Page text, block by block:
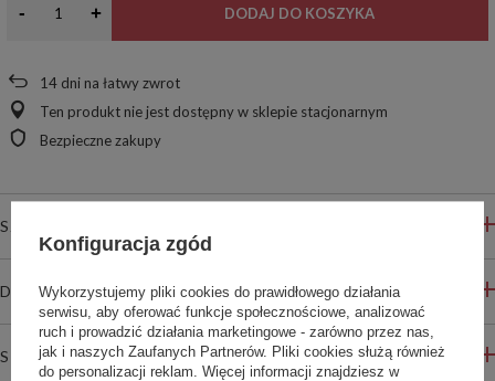
- + DODAJ DO KOSZYKA
14 dni na łatwy zwrot
Ten produkt nie jest dostępny w sklepie stacjonarnym
Bezpieczne zakupy
SZCZEGÓŁOWE INFORMACJE
DO POBRANIA
STREFA REKOMENDACJI
Konfiguracja zgód
Wykorzystujemy pliki cookies do prawidłowego działania
serwisu, aby oferować funkcje społecznościowe, analizować
ruch i prowadzić działania marketingowe - zarówno przez nas,
jak i naszych Zaufanych Partnerów. Pliki cookies służą również
do personalizacji reklam. Więcej informacji znajdziesz w